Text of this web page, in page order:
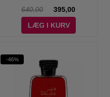
640,00
395,00
LÆG I KURV
-46%